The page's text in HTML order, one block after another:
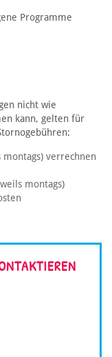
Programme
nicht wie
kann, gelten für
verrechnen
montags)